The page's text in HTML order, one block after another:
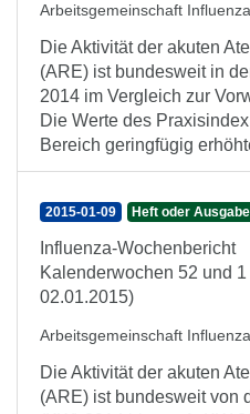
Arbeitsgemeinschaft Influenza
Die Aktivität der akuten
(ARE) ist bundesweit in
2014 im Vergleich zur
Die Werte des
Bereich geringfügig
2015-01-09 Heft oder
Influenza-Wochenbericht
Kalenderwochen 52 und
02.01.2015)
Arbeitsgemeinschaft Influenza
Die Aktivität der akuten
(ARE) ist bundesweit von